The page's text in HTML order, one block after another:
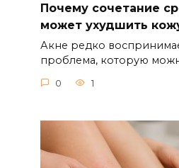
Почему сочетание
может ухудшить
Акне редко
проблема, которую
0 1